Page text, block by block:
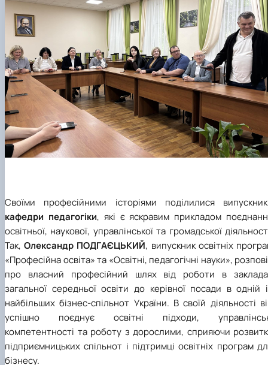
Своїми професійними історіями поділилися
кафедри педагогіки, які є яскравим прикладом
освітньої, наукової, управлінської та громадської
Так,Олександр ПОДГАЄЦЬКИЙ, випускник освітніх
«Професійна освіта» та «Освітні, педагогічні науки»,
про власний професійний шлях від роботи в
загальної середньої освіти до керівної посади в одній
найбільших бізнес-спільнот України. В своїй діяльності
успішно поєднує освітні підходи,
компетентності та роботу з дорослими, сприяючи
підприємницьких спільнот і підтримці освітніх програм
бізнесу.